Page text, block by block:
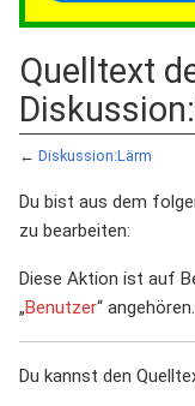
Quelltext
← Diskussion:Lärm
Du bist aus dem
zu bearbeiten:
Diese Aktion ist auf
„Benutzer“ angehören.
Du kannst den